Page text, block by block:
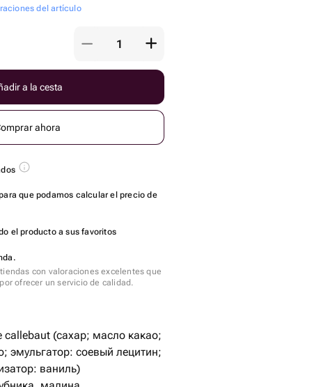
del artículo
a la cesta
ahora
que podamos calcular el precio de
el producto a sus favoritos
con valoraciones excelentes que
ofrecer un servicio de calidad.
(сахар; масло какао;
эмульгатор: соевый лецитин;
ваниль)